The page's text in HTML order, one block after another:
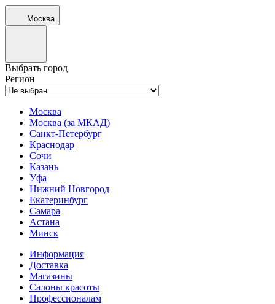
Москва
Выбрать город
Регион
Москва
Москва (за МКАД)
Санкт-Петербург
Краснодар
Сочи
Казань
Уфа
Нижний Новгород
Екатеринбург
Самара
Астана
Минск
Информация
Доставка
Магазины
Салоны красоты
Профессионалам